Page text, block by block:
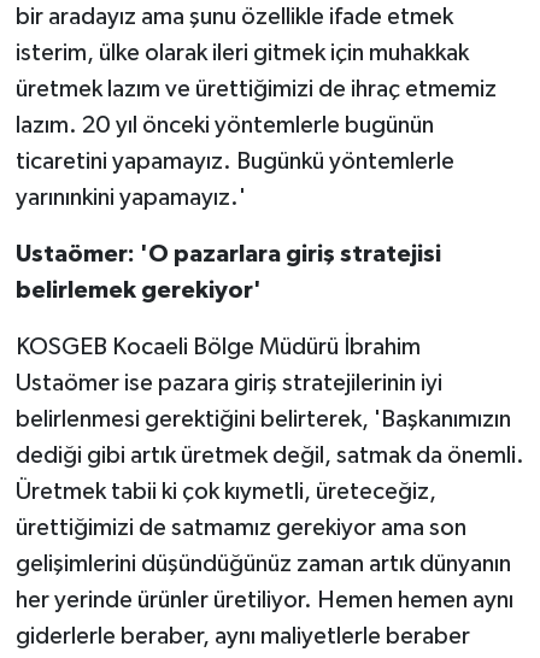
bir aradayız ama şunu özellikle ifade etmek
isterim, ülke olarak ileri gitmek için muhakkak
üretmek lazım ve ürettiğimizi de ihraç etmemiz
lazım. 20 yıl önceki yöntemlerle bugünün
ticaretini yapamayız. Bugünkü yöntemlerle
yarınınkini yapamayız.'
Ustaömer: 'O pazarlara giriş stratejisi
belirlemek gerekiyor'
KOSGEB Kocaeli Bölge Müdürü İbrahim
Ustaömer ise pazara giriş stratejilerinin iyi
belirlenmesi gerektiğini belirterek, 'Başkanımızın
dediği gibi artık üretmek değil, satmak da önemli.
Üretmek tabii ki çok kıymetli, üreteceğiz,
ürettiğimizi de satmamız gerekiyor ama son
gelişimlerini düşündüğünüz zaman artık dünyanın
her yerinde ürünler üretiliyor. Hemen hemen aynı
giderlerle beraber, aynı maliyetlerle beraber